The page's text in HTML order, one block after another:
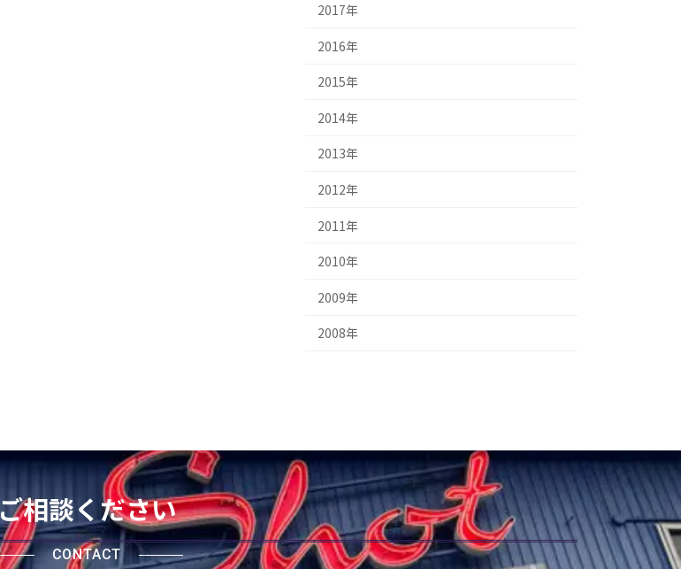
2017年
2016年
2015年
2014年
2013年
2012年
2011年
2010年
2009年
2008年
ご相談ください
CONTACT